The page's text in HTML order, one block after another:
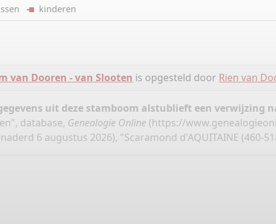
kinderen
van Dooren - van Slooten is opgesteld door Rien van
uit deze stamboom alstublieft een verwijzing
database, Genealogie Online (https://
6 augustus 2026), "Scaramond d'AQUITAINE (460-